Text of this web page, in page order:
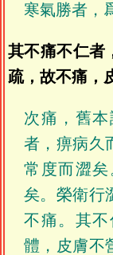
寒氣勝者，
其不痛不仁者
疏，故不痛，
次痛，舊
者，痹病久
常度而澀
矣。榮衛行
不痛。其
體，皮膚不